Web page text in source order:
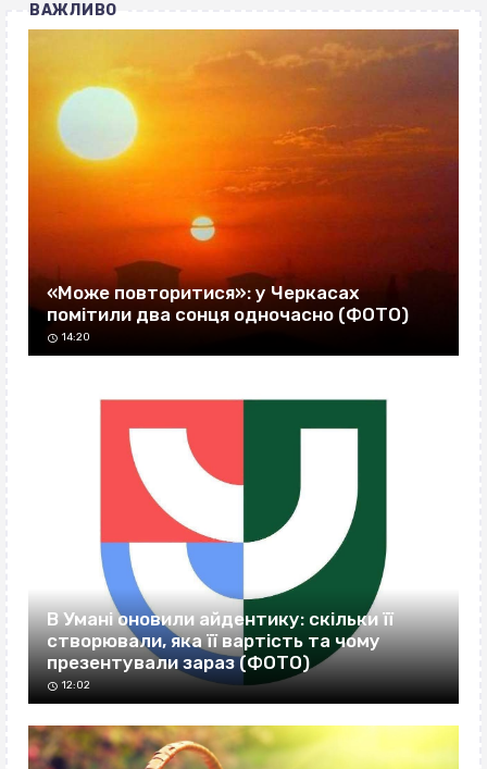
ВАЖЛИВО
«Може повторитися»: у Черкасах
помітили два сонця одночасно (ФОТО)
14:20
В Умані оновили айдентику: скільки її
створювали, яка її вартість та чому
презентували зараз (ФОТО)
12:02